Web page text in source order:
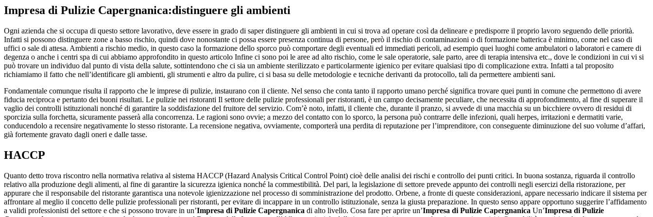
Impresa di Pulizie Capergnanica:distinguere gli ambienti
Ogni azienda che si occupa di questo settore lavorativo, deve essere in grado di saper distinguere gli ambienti in cui si trova ad operare così da delineare e predisporre il proprio lavoro seguendo delle priorità.
Infatti si possono distinguere zone a basso rischio, quindi dove nonostante ci possa essere presenza continua di persone, però il rischio di contaminazioni o di formazione batterica è minimo, come nel caso di
uffici o sale di attesa. Ambienti a rischio medio, in questo caso la formazione dello sporco può comportare degli eventuali ed immediati pericoli, ad esempio quei luoghi come ambulatori o laboratori e camere di
degenza o anche i centri spa di cui abbiamo approfondito in questo articolo Infine ci sono poi le aree ad alto rischio, come le sale operatorie, sale parto, aree di terapia intensiva etc., dove le condizioni in cui vi si
può trovare un individuo dal punto di vista della salute, sottintendono che ci sia un ambiente sterilizzato e particolarmente igienico per evitare qualsiasi tipo di complicazione extra. Infatti a tal proposito
richiamiamo il fatto che nell’identificare gli ambienti, gli strumenti e altro da pulire, ci si basa su delle metodologie e tecniche derivanti da protocollo, tali da permettere ambienti sani.
Fondamentale comunque risulta il rapporto che le imprese di pulizie, instaurano con il cliente. Nel senso che conta tanto il rapporto umano perché significa trovare quei punti in comune che permettono di avere
fiducia reciproca e pertanto dei buoni risultati. Le pulizie nei ristoranti Il settore delle pulizie professionali per ristoranti, è un campo decisamente peculiare, che necessita di approfondimento, al fine di superare il
vaglio dei controlli istituzionali nonché di garantire la soddisfazione del fruitore del servizio. Com’è noto, infatti, il cliente che, durante il pranzo, si avvede di una macchia su un bicchiere ovvero di residui di
sporcizia sulla forchetta, sicuramente passerà alla concorrenza. Le ragioni sono ovvie; a mezzo del contatto con lo sporco, la persona può contrarre delle infezioni, quali herpes, irritazioni e dermatiti varie,
conducendolo a recensire negativamente lo stesso ristorante. La recensione negativa, ovviamente, comporterà una perdita di reputazione per l’imprenditore, con conseguente diminuzione del suo volume d’affari,
già fortemente gravato dagli oneri e dalle tasse.
HACCP
Quanto detto trova riscontro nella normativa relativa al sistema HACCP (Hazard Analysis Critical Control Point) cioè delle analisi dei rischi e controllo dei punti critici. In buona sostanza, riguarda il controllo
relativo alla produzione degli alimenti, al fine di garantire la sicurezza igienica nonché la commestibilità. Del pari, la legislazione di settore prevede appunto dei controlli negli esercizi della ristorazione, per
appurare che il responsabile del ristorante garantisca una notevole igienizzazione nel processo di somministrazione del prodotto. Orbene, a fronte di queste considerazioni, appare necessario indicare il sistema per
affrontare al meglio il concetto delle pulizie professionali per ristoranti, per evitare di incappare in un controllo istituzionale, senza la giusta preparazione. In questo senso appare opportuno suggerire l’affidamento
a validi professionisti del settore e che si possono trovare in un’Impresa di Pulizie Capergnanica di alto livello. Cosa fare per aprire un’Impresa di Pulizie Capergnanica Un’Impresa di Pulizie